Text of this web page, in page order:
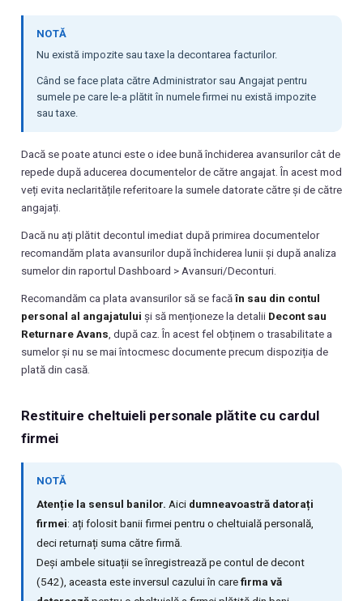
NOTĂ
Nu există impozite sau taxe la decontarea facturilor.
Când se face plata către Administrator sau Angajat pentru
sumele pe care le-a plătit în numele firmei nu există impozite
sau taxe.
Dacă se poate atunci este o idee bună închiderea avansurilor cât de
repede după aducerea documentelor de către angajat. În acest mod
veți evita neclaritățile referitoare la sumele datorate către și de către
angajați.
Dacă nu ați plătit decontul imediat după primirea documentelor
recomandăm plata avansurilor după închiderea lunii și după analiza
sumelor din raportul Dashboard > Avansuri/Deconturi.
Recomandăm ca plata avansurilor să se facăîn sau din contul
personal al angajatului și să menționeze la detalii Decont sau
Returnare Avans, după caz. În acest fel obținem o trasabilitate a
sumelor și nu se mai întocmesc documente precum dispoziția de
plată din casă.
Restituire cheltuieli personale plătite cu cardul
firmei
NOTĂ
Atenție la sensul banilor. Aici dumneavoastră datorați
firmei: ați folosit banii firmei pentru o cheltuială personală,
deci returnați suma către firmă.
Deși ambele situații se înregistrează pe contul de decont
(542), aceasta este inversul cazului în carefirma vă